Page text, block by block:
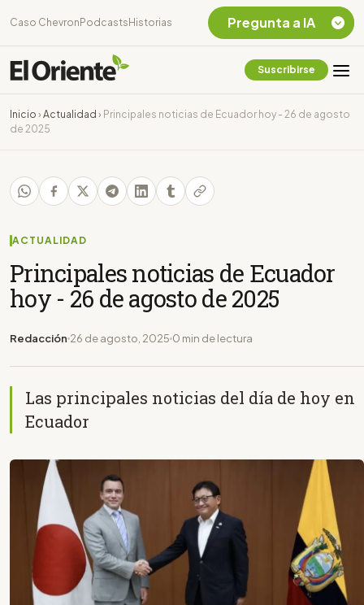
Caso Chevron Podcasts Historias
Suscribirse
Inicio › Actualidad › Principales noticias de Ecuador hoy - 26 de agosto
de 2025
ACTUALIDAD
Principales noticias de Ecuador
hoy - 26 de agosto de 2025
Redacción 26 de agosto, 2025 0 min de lectura
Las principales noticias del día de hoy en
Ecuador
Pregunta a IA
Chevron Ecuador